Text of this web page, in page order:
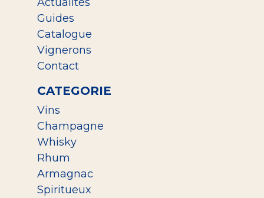
Guides
Catalogue
Vignerons
Contact
CATEGORIE
Vins
Champagne
Whisky
Rhum
Armagnac
Spiritueux